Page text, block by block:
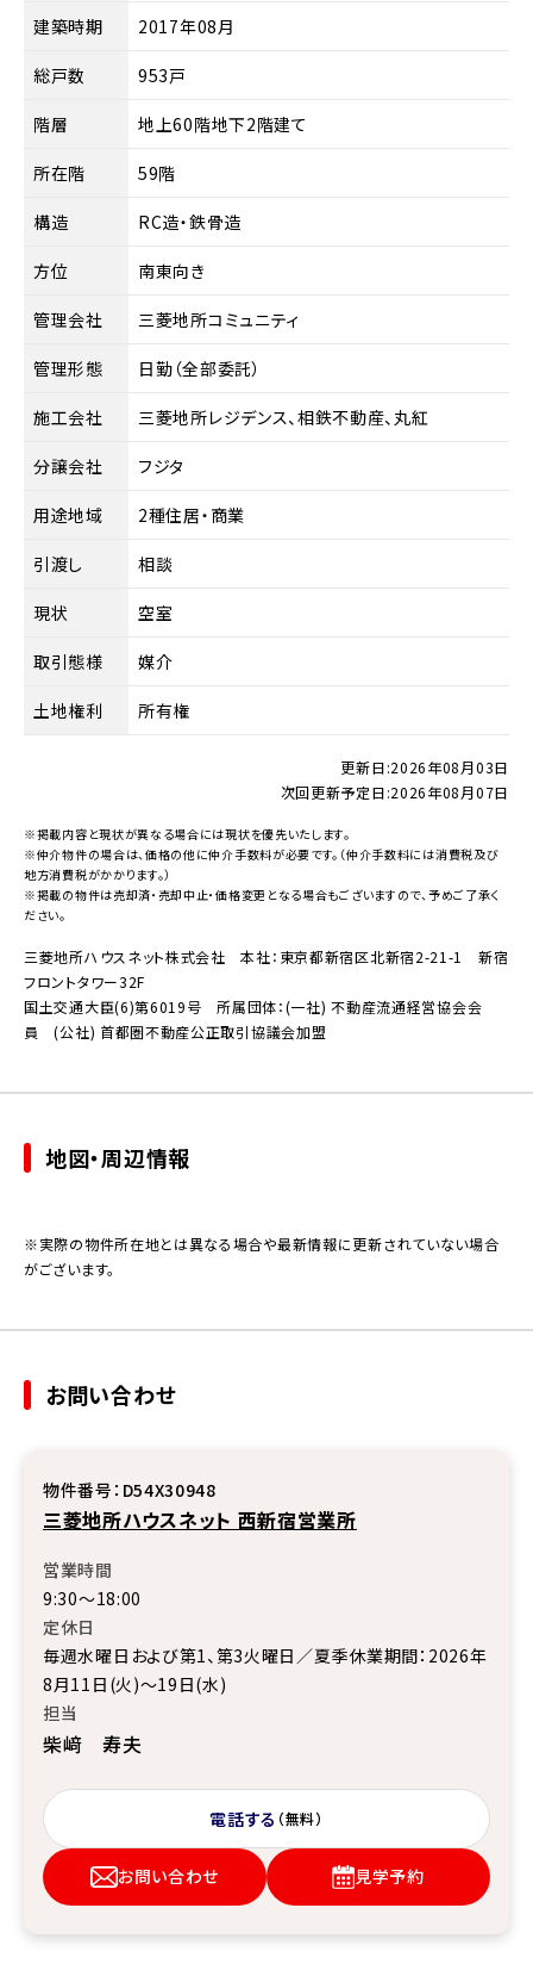
建築時期 2017年08月
総戸数 953戸
階層 地上60階地下2階建て
所在階 59階
構造 RC造・鉄骨造
方位 南東向き
管理会社 三菱地所コミュニティ
管理形態 日勤（全部委託）
施工会社 三菱地所レジデンス、相鉄不動産、丸紅
分譲会社 フジタ
用途地域 2種住居・商業
引渡し 相談
現状 空室
取引態様 媒介
土地権利 所有権
更新日:2026年08月03日
次回更新予定日:2026年08月07日
※掲載内容と現状が異なる場合には現状を優先いたします。
※仲介物件の場合は、価格の他に仲介手数料が必要です。（仲介手数料には消費税及び
地方消費税がかかります。）
※掲載の物件は売却済・売却中止・価格変更となる場合もございますので、予めご了承く
ださい。
三菱地所ハウスネット株式会社 本社：東京都新宿区北新宿2-21-1 新宿
フロントタワー32F
国土交通大臣(6)第6019号 所属団体：(一社) 不動産流通経営協会会
員 (公社) 首都圏不動産公正取引協議会加盟
地図・周辺情報
※実際の物件所在地とは異なる場合や最新情報に更新されていない場合
がございます。
お問い合わせ
三菱地所ハウスネット 西新宿営業所
物件番号：D54X30948
営業時間
9:30〜18:00
定休日
毎週水曜日および第1、第3火曜日／夏季休業期間：2026年
8月11日(火)～19日(水)
担当
柴﨑 寿夫
電話する （無料）
お問い合わせ 見学予約